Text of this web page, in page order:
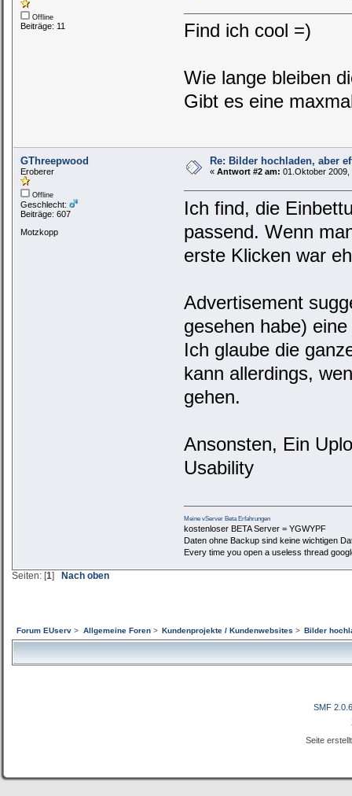
Offline
Beiträge: 11 Find ich cool =)
Wie lange bleiben
Gibt es eine
GThreepwood
Eroberer
Offline
Geschlecht:
Beiträge: 607
Motzkopp
Re: Bilder hochladen, aber
« Antwort #2 am: 01.Oktober 2009,
Ich find, die
passend. Wenn
erste Klicken war
Advertisement
gesehen habe)
Ich glaube die
kann allerdings,
gehen.
Ansonsten, Ein
Usability
Meine vServer Beta Erfahrungen
kostenloser BETA Server = YGWYPF
Daten ohne Backup sind keine wichtigen
Every time you open a useless thread
Seiten: [1] Nach oben
Forum EUserv > Allgemeine Foren> Kundenprojekte / Kundenwebsites > Bilder
SMF 2.0.6
Seite